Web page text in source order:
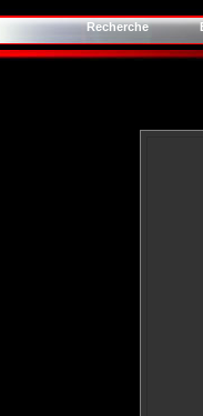
Recherche